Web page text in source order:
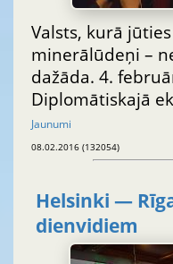
Valsts, kurā
minerālūdeņi –
dažāda. 4.
Diplomātiskajā
Jaunumi
08.02.2016 (132054)
Helsinki —
dienvidiem